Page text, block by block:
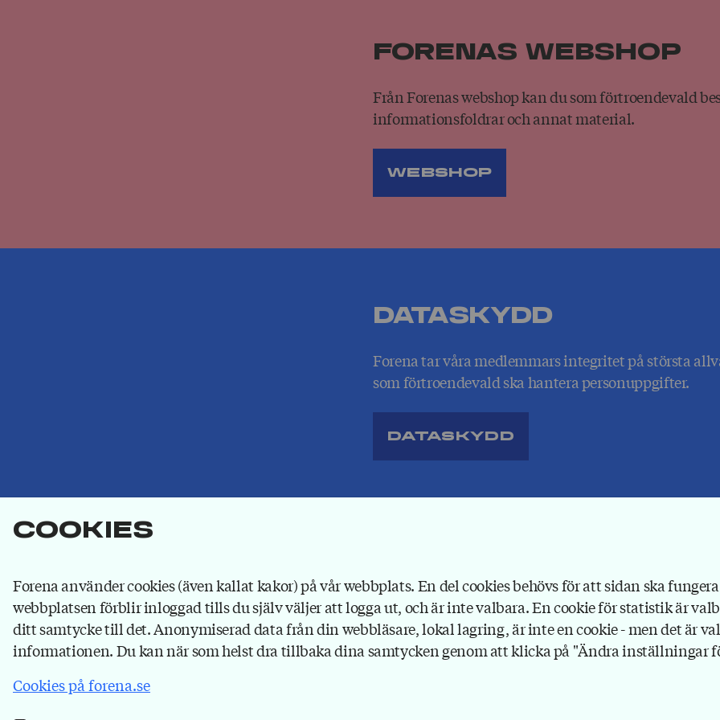
Cookies
Forena använder cookies (även kallat kakor) på vår webbplats. En del cookies behövs för att sidan ska
webbplatsen förblir inloggad tills du själv väljer att logga ut, och är inte valbara. En cookie för statistik är
ditt samtycke till det. Anonymiserad data från din webbläsare, lokal lagring, är inte en cookie - men det är
informationen. Du kan när som helst dra tillbaka dina samtycken genom att klicka på "Ändra inställningar
Cookies på forena.se
Forenas web­shop
Från Forenas webshop kan du som förtroendevald
informationsfoldrar och annat material.
Webshop
Data­skydd
Forena tar våra medlemmars integritet på största
som förtroendevald ska hantera personuppgifter.
Dataskydd
Om Forena
Forena är det största facket inom
försäkringsbolag, på banker som ägs av
Forena